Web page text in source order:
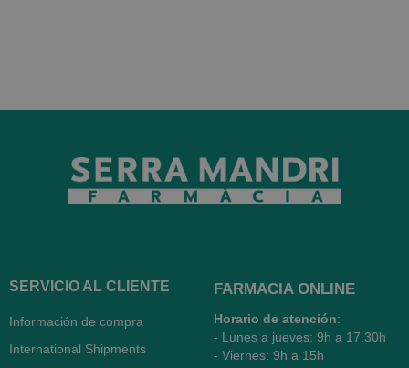
SERVICIO AL CLIENTE
Información de compra
International Shipments
FARMACIA ONLINE
Horario de atención:
- Lunes a jueves: 9h a 17.30h
- Viernes: 9h a 15h